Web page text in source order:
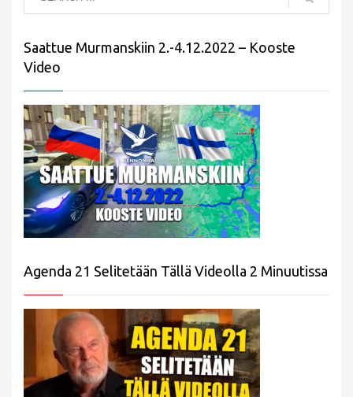
Saattue Murmanskiin 2.-4.12.2022 – Kooste
Video
Agenda 21 Selitetään Tällä Videolla 2 Minuutissa